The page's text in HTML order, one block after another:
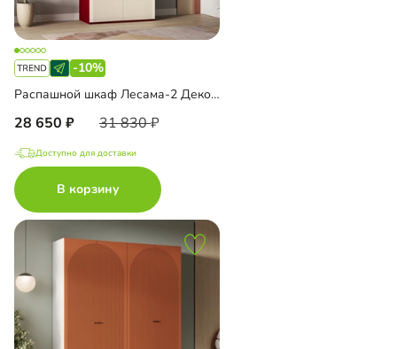
-10%
Распашной шкаф Лесама-2 Декор 4
28 650 31 830
Доступно для доставки
В корзину